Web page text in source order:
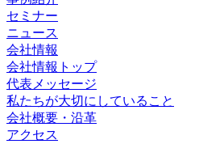
セミナー
ニュース
会社情報
会社情報トップ
代表メッセージ
私たちが大切にしていること
会社概要・沿革
アクセス